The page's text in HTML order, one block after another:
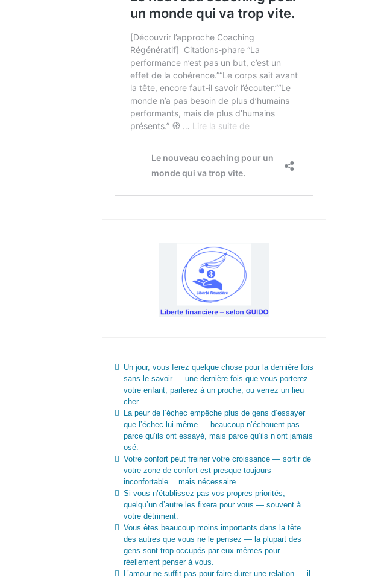
Un jour, vous ferez quelque chose pour la dernière fois
sans le savoir — une dernière fois que vous porterez
votre enfant, parlerez à un proche, ou verrez un lieu
cher.
La peur de l’échec empêche plus de gens d’essayer
que l’échec lui-même — beaucoup n’échouent pas
parce qu’ils ont essayé, mais parce qu’ils n’ont jamais
osé.
Votre confort peut freiner votre croissance — sortir de
votre zone de confort est presque toujours
inconfortable… mais nécessaire.
Si vous n’établissez pas vos propres priorités,
quelqu’un d’autre les fixera pour vous — souvent à
votre détriment.
Vous êtes beaucoup moins importants dans la tête
des autres que vous ne le pensez — la plupart des
gens sont trop occupés par eux-mêmes pour
réellement penser à vous.
L’amour ne suffit pas pour faire durer une relation — il